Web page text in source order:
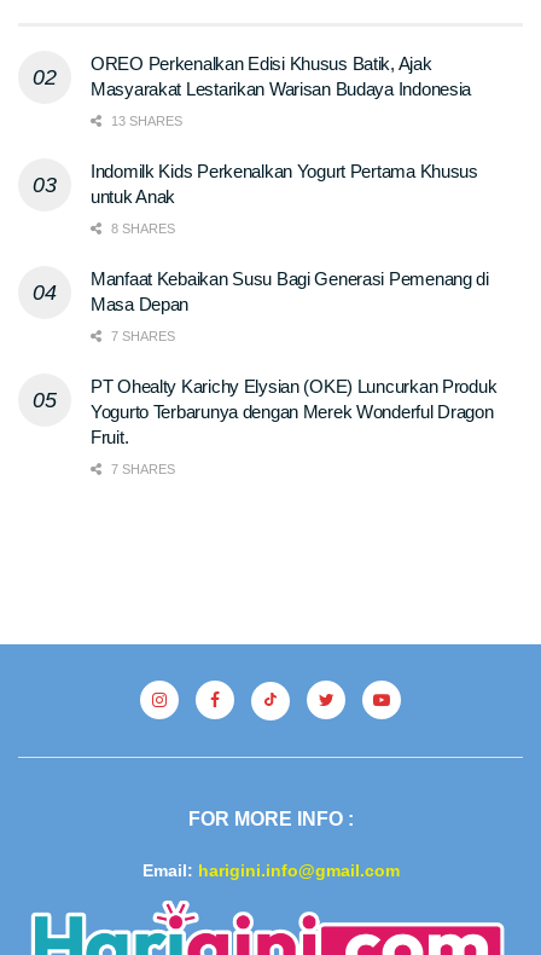
OREO Perkenalkan Edisi Khusus Batik, Ajak
Masyarakat Lestarikan Warisan Budaya Indonesia
13 SHARES
Indomilk Kids Perkenalkan Yogurt Pertama Khusus
untuk Anak
8 SHARES
Manfaat Kebaikan Susu Bagi Generasi Pemenang di
Masa Depan
7 SHARES
PT Ohealty Karichy Elysian (OKE) Luncurkan Produk
Yogurto Terbarunya dengan Merek Wonderful Dragon
Fruit.
7 SHARES
FOR MORE INFO :
Email: harigini.info@gmail.com